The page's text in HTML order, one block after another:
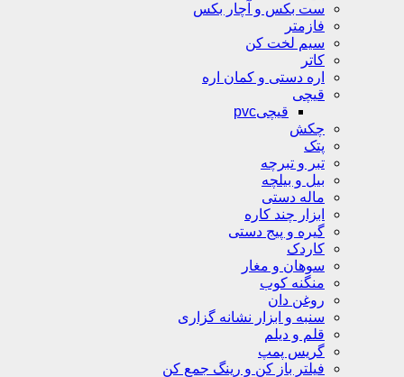
ست بکس و آچار بکس
فازمتر
سیم لخت کن
کاتر
اره دستی و کمان اره
قیچی
قیچیpvc
چکش
پتک
تبر و تبرچه
بیل و بیلچه
ماله دستی
ابزار چند کاره
گیره و پیج دستی
کاردک
سوهان و مغار
منگنه کوب
روغن دان
سنبه و ابزار نشانه گزاری
قلم و دیلم
گریس پمپ
فیلتر باز کن و رینگ جمع کن